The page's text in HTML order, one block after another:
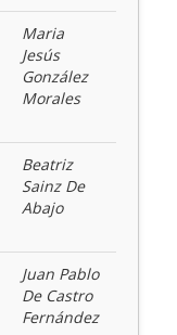
Maria
Jesús
González
Morales
Beatriz
Sainz De
Abajo
Juan Pablo
De Castro
Fernández